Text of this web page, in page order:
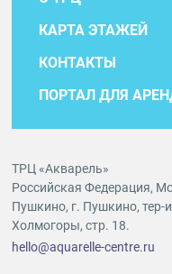
КАРТА ЭТАЖЕЙ
КОНТАКТЫ
ПОРТАЛ ДЛЯ
ТРЦ «Акварель»
Российская Федерация,
Пушкино, г. Пушкино, тер-
Холмогоры, стр. 18.
hello@aquarelle-centre.ru